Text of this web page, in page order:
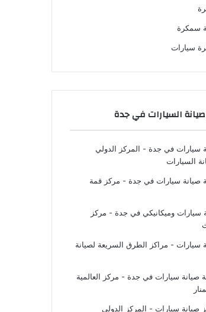
سمكرة
سيارات
السيارات في جدة
سيارات في جدة - المركز الدولي
السيارات
صيانة سيارات في جدة - مركز قمة
سيارات وميكانيكي في جدة - مركز
سيارات - مراكز الطرق السريعة لصيانة
صيانة سيارات في جدة - مركز العالمية
صيانة سيارات - المركز الدولي